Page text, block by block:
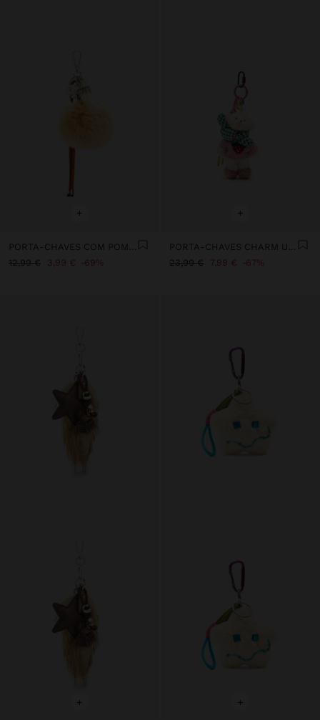
+
PORTA-CHAVES COM POMPOM
12,99 €
3,99 € 69%
+
PORTA-CHAVES CHARM URSO
23,99 €
7,99 € 67%
+ +